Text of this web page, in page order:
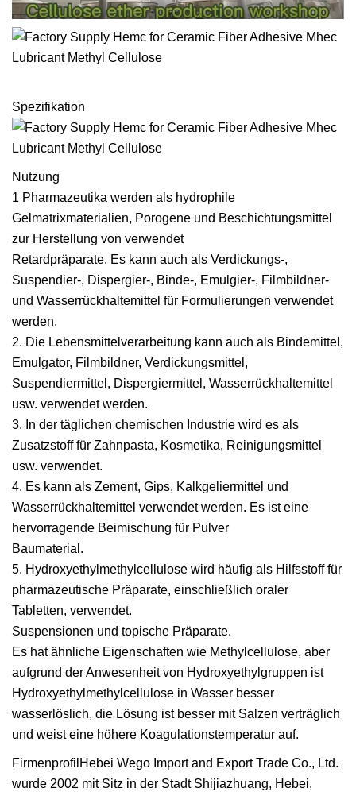
Spezifikation
Nutzung
1 Pharmazeutika werden als hydrophile
Gelmatrixmaterialien, Porogene und Beschichtungsmittel
zur Herstellung von verwendet
Retardpräparate. Es kann auch als Verdickungs-,
Suspendier-, Dispergier-, Binde-, Emulgier-, Filmbildner-
und Wasserrückhaltemittel für Formulierungen verwendet
werden.
2. Die Lebensmittelverarbeitung kann auch als Bindemittel,
Emulgator, Filmbildner, Verdickungsmittel,
Suspendiermittel, Dispergiermittel, Wasserrückhaltemittel
usw. verwendet werden.
3. In der täglichen chemischen Industrie wird es als
Zusatzstoff für Zahnpasta, Kosmetika, Reinigungsmittel
usw. verwendet.
4. Es kann als Zement, Gips, Kalkgeliermittel und
Wasserrückhaltemittel verwendet werden. Es ist eine
hervorragende Beimischung für Pulver
Baumaterial.
5. Hydroxyethylmethylcellulose wird häufig als Hilfsstoff für
pharmazeutische Präparate, einschließlich oraler
Tabletten, verwendet.
Suspensionen und topische Präparate.
Es hat ähnliche Eigenschaften wie Methylcellulose, aber
aufgrund der Anwesenheit von Hydroxyethylgruppen ist
Hydroxyethylmethylcellulose in Wasser besser
wasserlöslich, die Lösung ist besser mit Salzen verträglich
und weist eine höhere Koagulationstemperatur auf.
FirmenprofilHebei Wego Import and Export Trade Co., Ltd.
wurde 2002 mit Sitz in der Stadt Shijiazhuang, Hebei,